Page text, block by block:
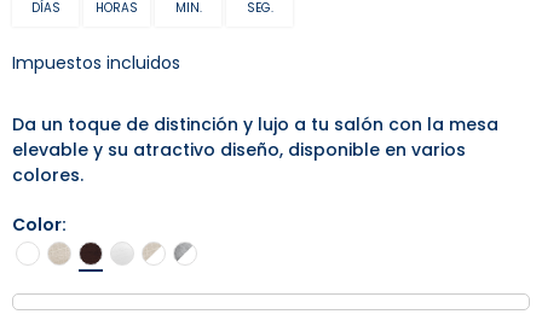
DÍAS HORAS MIN. SEG.
Impuestos incluidos
Da un toque de distinción y lujo a tu salón con la mesa
elevable y su atractivo diseño, disponible en varios
colores.
Color